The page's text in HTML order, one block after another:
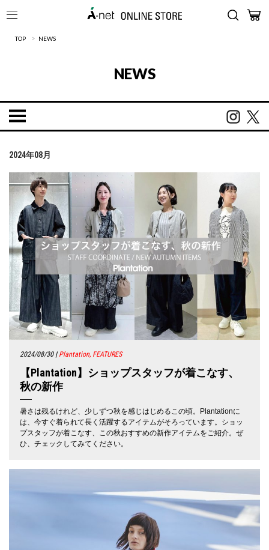
TOP > NEWS
NEWS
2024年08月
2024/08/30| Plantation, FEATURES
【Plantation】ショップスタッフが着こなす、
秋の新作
暑さは残るけれど、少しずつ秋を感じはじめるこの頃。Plantationに
は、今すぐ着られて長く活躍するアイテムがそろっています。ショッ
プスタッフが着こなす、この秋おすすめの新作アイテムをご紹介。ぜ
ひ、チェックしてみてください。